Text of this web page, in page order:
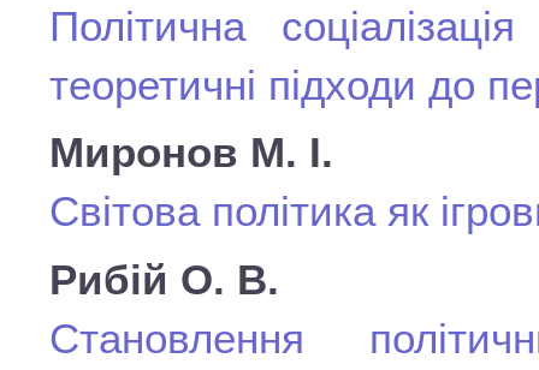
Політична
теоретичні підходи до
Миронов М. І.
Світова політика як
Рибій О. В.
Становлення